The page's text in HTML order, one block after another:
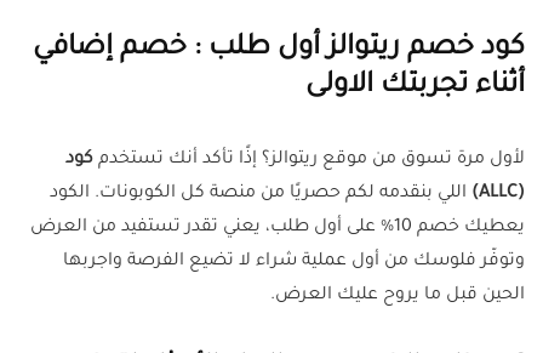
كود خصم ريتوالز أول طلب : خصم إضافي
أثناء تجربتك الاولى
لأول مرة تسوق من موقع ريتوالز؟ إذًا تأكد أنك تستخدم كود
(ALLC)
اللي بنقدمه لكم حصريًا من منصة كل الكوبونات. الكود
يعطيك خصم 10% على أول طلب، يعني تقدر تستفيد من العرض
وتوفّر فلوسك من أول عملية شراء لا تضيع الفرصة واجربها
الحين قبل ما يروح عليك العرض.